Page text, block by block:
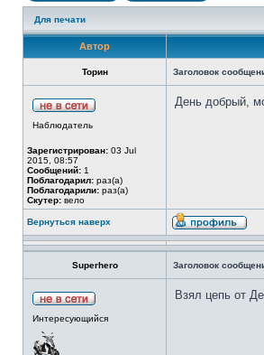
Для печати
Автор
Торин Заголовок
Наблюдатель
Зарегистрирован: 03 Jul
2015, 08:57
Сообщений: 1
Поблагодарил: раз(а)
Поблагодарили: раз(а)
Скутер: вело
День добрый,
Вернуться наверх
Superhero Заголовок
Интересующийся
Взял цепь от